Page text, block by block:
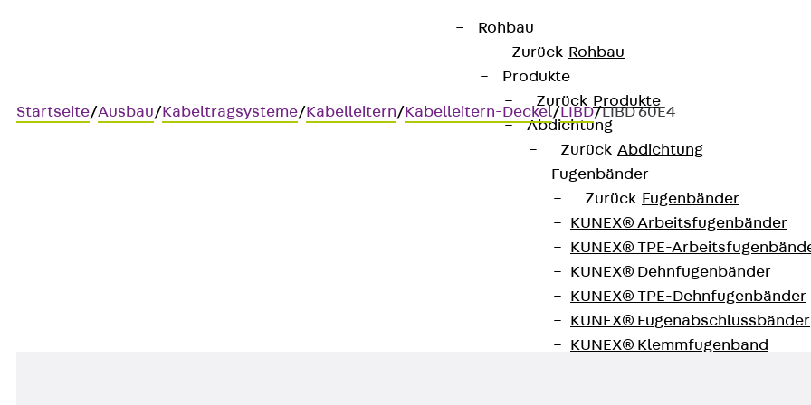
Rohbau
Zurück Rohbau
Produkte
Zurück Produkte
Abdichtung
Zurück Abdichtung
Fugenbänder
Zurück Fugenbänder
KUNEX® Arbeitsfugenbänder
KUNEX® TPE-
KUNEX® Dehnfugenbänder
KUNEX® TPE-Dehnfugenbänder
KUNEX® Fugenabschlussbänder
KUNEX® Klemmfugenband
Startseite/Ausbau/Kabeltragsysteme/Kabelleitern/Kabelleitern-Deckel/LIBD/LIBD 60E4